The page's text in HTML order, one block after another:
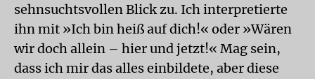
sehnsuchtsvollen Blick zu. Ich interpretierte
ihn mit »Ich bin heiß auf dich!« oder »Wären
wir doch allein – hier und jetzt!« Mag sein,
dass ich mir das alles einbildete, aber diese